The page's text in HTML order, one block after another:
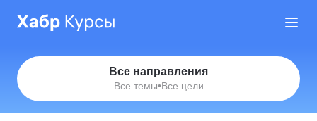
Все направления
Все темы•Все цели